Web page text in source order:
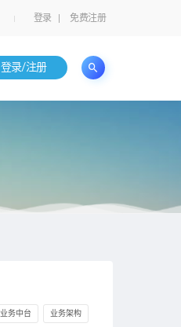
登录 免费注册
登录/注册
业务中台 业务架构